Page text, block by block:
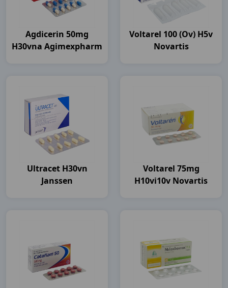
Agdicerin 50mg
H30vna Agimexpharm
Voltarel 100 (ov) H5v
Novartis
Ultracet H30vn
Janssen
Voltarel 75mg
H10vi10v Novartis